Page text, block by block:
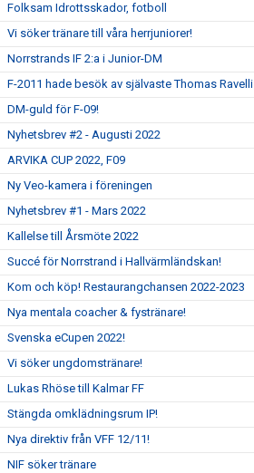
Folksam Idrottsskador, fotboll
Vi söker tränare till våra herrjuniorer!
Norrstrands IF 2:a i Junior-DM
F-2011 hade besök av självaste Thomas Ravelli
DM-guld för F-09!
Nyhetsbrev #2 - Augusti 2022
ARVIKA CUP 2022, F09
Ny Veo-kamera i föreningen
Nyhetsbrev #1 - Mars 2022
Kallelse till Årsmöte 2022
Succé för Norrstrand i Hallvärmländskan!
Kom och köp! Restaurangchansen 2022-2023
Nya mentala coacher & fystränare!
Svenska eCupen 2022!
Vi söker ungdomstränare!
Lukas Rhöse till Kalmar FF
Stängda omklädningsrum IP!
Nya direktiv från VFF 12/11!
NIF söker tränare